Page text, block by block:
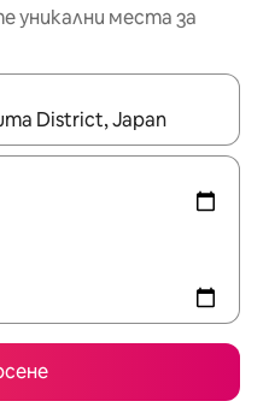
уникални места за
използвайте